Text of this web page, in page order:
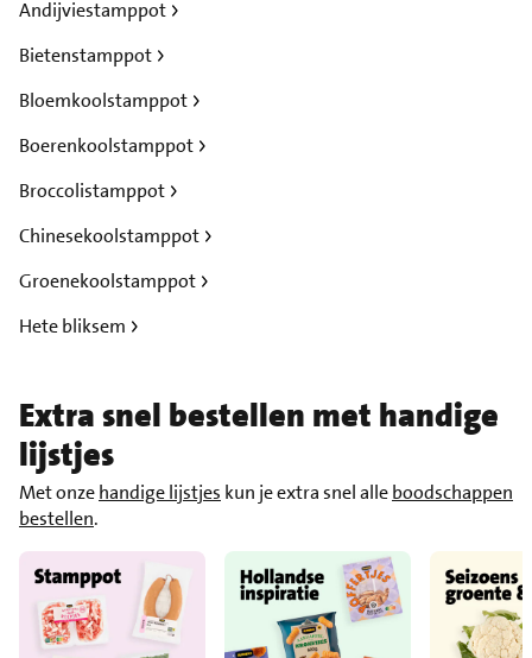
Andijviestamppot
Bietenstamppot
Bloemkoolstamppot
Boerenkoolstamppot
Broccolistamppot
Chinesekoolstamppot
Groenekoolstamppot
Hete bliksem
Extra snel bestellen met handige
lijstjes
Met onzehandige lijstjes kun je extra snel alleboodschappen
bestellen.